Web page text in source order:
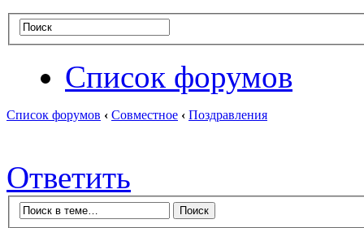
Список форумов
Список форумов ‹ Совместное ‹ Поздравления
Ответить